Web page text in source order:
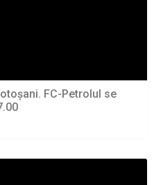
FC-Petrolul se